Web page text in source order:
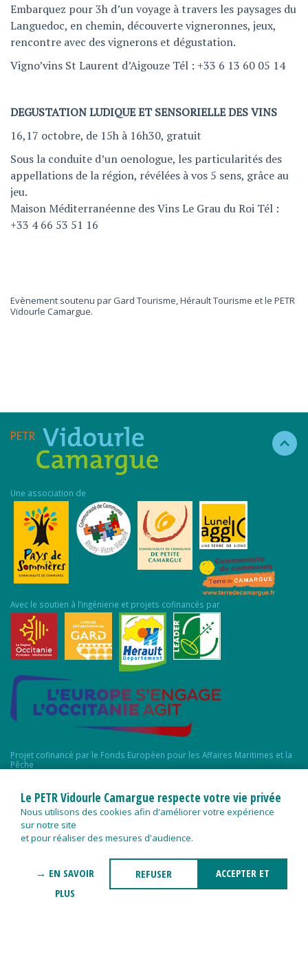
Embarquez pour 3h d’un voyage à travers les paysages du
Languedoc, en chemin, découverte vigneronnes, jeux,
rencontre avec des vignerons et dégustation.
Vigno’vins St Laurent d’Aigouze Tél : +33 6 13 60 05 14
DEGUSTATION LUDIQUE ET SENSORIELLE DES VINS
16,17 octobre, de 15h à 16h30, gratuit
Sous la conduite d’un oenologue, les particularités des
appellations de la région, révélées à vos 5 sens, grâce au
jeu.
Maison Méditerranéenne des Vins Le Grau du Roi Tél :
+33 4 66 53 51 16
Evènement soutenu par Gard Tourisme, Hérault Tourisme et le PETR
Vidourle Camargue.
Une association de
Avec le soutien à l’ingénierie et projets cofinancés par
Projet cofinancé par le Fonds Européen pour les Affaires Maritimes et la
Pêche
Le PETR Vidourle Camargue respecte votre vie privée
Nous utilisons des cookies afin d'améliorer votre expérience
sur notre site
et pour réaliser des mesures d'audience.
→ EN SAVOIR
PLUS
REFUSER
ACCEPTER ET
FERMER